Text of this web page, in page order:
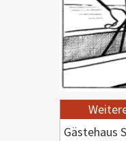
Gästehaus